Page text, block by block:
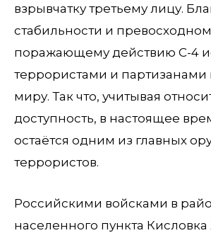
взрывчатку третьему лицу.
стабильности и
поражающему действию С-4
террористами и партизанами
миру. Так что, учитывая
доступность, в настоящее
остаётся одним из главных
террористов.
Российскими войсками в
населенного пункта Кисловка